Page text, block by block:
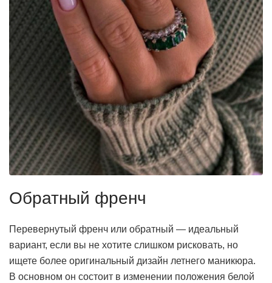
Обратный френч
Перевернутый френч или обратный — идеальный
вариант, если вы не хотите слишком рисковать, но
ищете более оригинальный дизайн летнего маникюра.
В основном он состоит в изменении положения белой